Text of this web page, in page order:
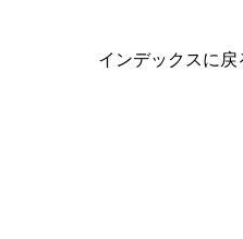
インデックスに戻